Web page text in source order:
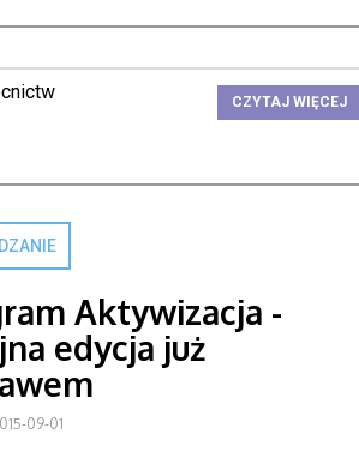
CZYTAJ WIĘCEJ
Aktywizacja -
edycja już
09-01